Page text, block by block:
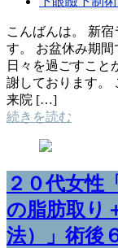
こんばんは。 新
す。 お盆休み期
日々を過ごすこと
謝しております。
来院 […]
続きを読む
２０代女性
の脂肪取り
法）」術後